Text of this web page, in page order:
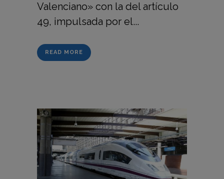
Valenciano» con la del artículo
49, impulsada por el...
READ MORE